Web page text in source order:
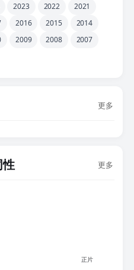
2023 2022
2021
2016 2015
2014
2009 2008
2007
更多
更多
正片